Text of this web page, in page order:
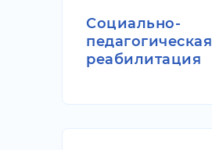
Социально-
педагогическая
реабилитация